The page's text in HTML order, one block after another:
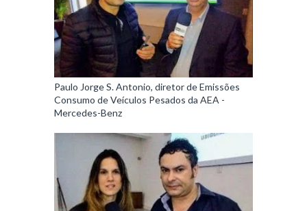
Paulo Jorge S. Antonio, diretor de Emissões
Consumo de Veículos Pesados da AEA -
Mercedes-Benz